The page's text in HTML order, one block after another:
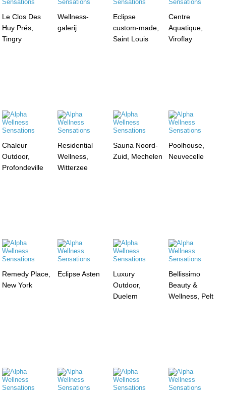
Le Clos Des
Huy Prés,
Tingry
Wellness-
galerij
Eclipse
custom-made,
Saint Louis
Centre
Aquatique,
Viroflay
Chaleur
Outdoor,
Profondeville
Residential
Wellness,
Witterzee
Sauna Noord-
Zuid, Mechelen
Poolhouse,
Neuvecelle
Remedy Place,
New York
Eclipse Asten
Luxury
Outdoor,
Duelem
Bellissimo
Beauty &
Wellness, Pelt